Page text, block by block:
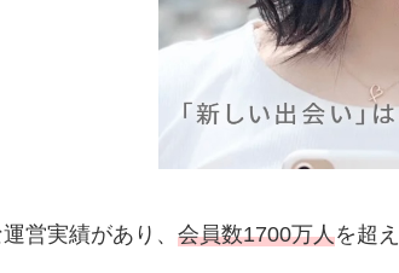
営実績があり、 会員数1700万人を超